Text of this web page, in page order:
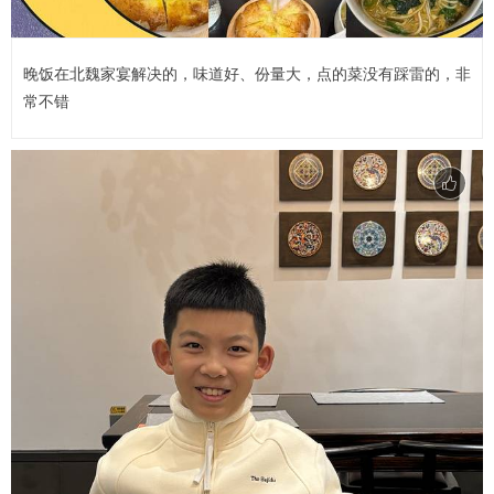
晚饭在北魏家宴解决的，味道好、份量大，点的菜没有踩雷的，非
常不错